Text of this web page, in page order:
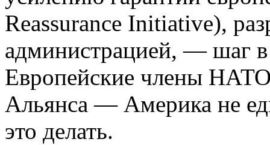
Reassurance Initiative),
администрацией, — шаг
Европейские члены
Альянса — Америка не
это делать.